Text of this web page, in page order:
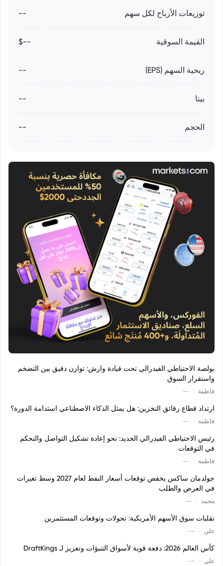
توزيعات الأرباح لكل سهم --
القيمة السوقية --$
ربحية السهم (EPS) --
بيتا --
الحجم --
بولصة الاحتياطي الفيدرالي تحت قيادة وارش: توازن دقيق بين التضخم
واستقرار السوق
فاطمة --
ارتداد قطاع رقائق التخزين: هل يمثل الذكاء الاصطناعي استدامة الدورة؟
فاطمة --
رئيس الاحتياطي الفيدرالي الجديد: نحو إعادة تشكيل التواصل والتحكم
في التوقعات
فاطمة --
جولدمان ساكس يخفض توقعات أسعار النفط لعام 2027 وسط تغيرات
في العرض والطلب
محمد --
تقلبات سوق الأسهم الأمريكية: تحولات وتوقعات المستثمرين
علي --
كأس العالم 2026: دفعة قوية لأسواق التنبؤات وتعزيز لـ DraftKings
علي --